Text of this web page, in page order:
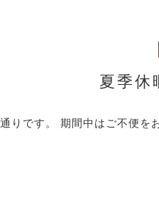
夏季休
通りです。 期間中はご不